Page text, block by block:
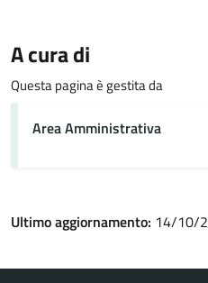
A cura di
Questa pagina è gestita da
Area Amministrativa
Ultimo aggiornamento: 14/10/